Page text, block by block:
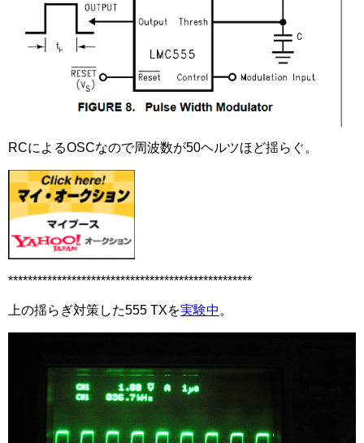
RCによるOSCなので周波数が50ヘルツほど揺らぐ。
**************************************************
上の揺らぎ対策した555 TXを実験中 。